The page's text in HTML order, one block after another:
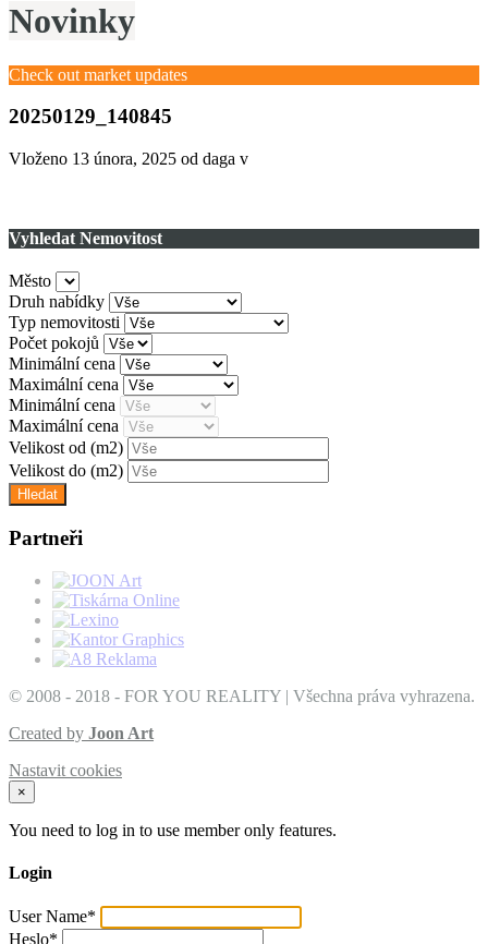
Novinky
Check out market updates
20250129_140845
Vloženo 13 února, 2025 od daga v
Vyhledat Nemovitost
Město
Druh nabídky
Typ nemovitosti
Počet pokojů
Minimální cena
Maximální cena
Minimální cena
Maximální cena
Velikost od (m2)
Velikost do (m2)
Partneři
© 2008 - 2018 - FOR YOU REALITY | Všechna práva vyhrazena.
Created by Joon Art
Nastavit cookies
×
You need to log in to use member only features.
Login
User Name*
Heslo*